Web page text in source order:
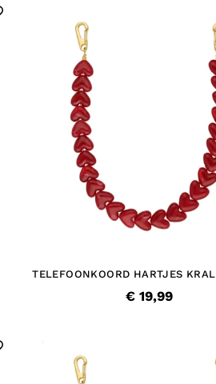
TELEFOONKOORD HARTJES
€ 19,99